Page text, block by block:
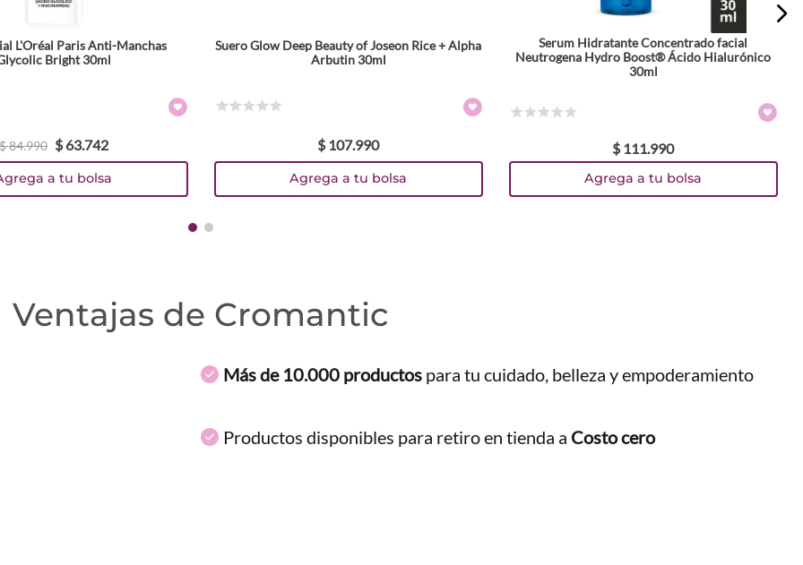
L'Oréal Paris Anti-Manchas
Bright 30ml
84.990 $ 63.742
a tu bolsa
Suero Glow Deep Beauty of Joseon Rice + Alpha
Arbutin 30ml
$ 107.990
Agrega a tu bolsa
Serum Hidratante Concentrado facial
Neutrogena Hydro Boost® Ácido Hialurónico
30ml
$ 111.990
Agrega a tu bolsa
Ventajas de Cromantic
Más de 10.000 productos para tu cuidado, belleza y empoderamiento
Productos disponibles para retiro en tienda a Costo cero